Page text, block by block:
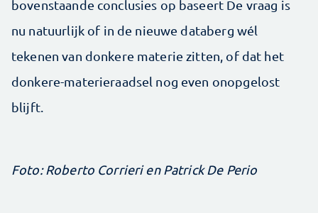
bovenstaande conclusies op baseert De vraag is
nu natuurlijk of in de nieuwe databerg wél
tekenen van donkere materie zitten, of dat het
donkere-materieraadsel nog even onopgelost
blijft.
Foto: Roberto Corrieri en Patrick De Perio